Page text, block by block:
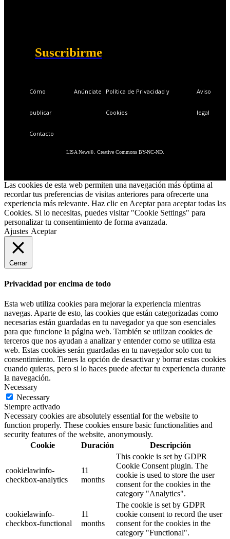
Suscribirme
Cómo
publicar
Anúnciate Política de Privacidad y
Cookies
Aviso
legal
Contacto
LISA News©. Creative Commons BY-NC-ND.
Las cookies de esta web permiten una navegación más óptima al
recordar tus preferencias de visitas anteriores para ofrecerte una
experiencia más relevante. Haz clic en Aceptar para aceptar todas las
Cookies. Si lo necesitas, puedes visitar "Cookie Settings" para
personalizar tu consentimiento de forma avanzada.
Ajustes Aceptar
Cerrar
Privacidad por encima de todo
Esta web utiliza cookies para mejorar la experiencia mientras
navegas. Aparte de esto, las cookies que están categorizadas como
necesarias están guardadas en tu navegador ya que son esenciales
para que funcione la página web. También se utilizan cookies de
terceros que nos ayudan a analizar y entender como se utiliza esta
web. Estas cookies serán guardadas en tu navegador solo con tu
consentimiento. Tienes la opción de desactivar y borrar estas cookies
cuando quieras, pero si lo haces puede afectar tu experiencia durante
la navegación.
Necessary
Necessary
Siempre activado
Necessary cookies are absolutely essential for the website to
function properly. These cookies ensure basic functionalities and
security features of the website, anonymously.
Cookie
Duración Descripción
cookielawinfo-
checkbox-analytics
11
months
This cookie is set by GDPR
Cookie Consent plugin. The
cookie is used to store the user
consent for the cookies in the
category "Analytics".
cookielawinfo-
checkbox-functional
11
months
The cookie is set by GDPR
cookie consent to record the user
consent for the cookies in the
category "Functional".